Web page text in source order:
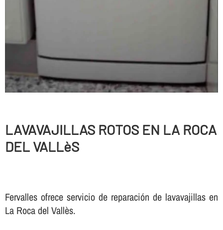
LAVAVAJILLAS ROTOS EN LA ROCA
DEL VALLèS
Fervalles ofrece servicio de reparación de lavavajillas en
La Roca del Vallès.